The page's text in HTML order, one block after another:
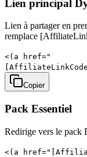
Lien principal
Lien à partager en
remplace
<(a href="
Copier
Pack Essentiel
Redirige vers le pack
<(a